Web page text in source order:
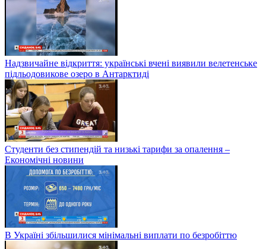
Надзвичайне відкриття: українські вчені виявили велетенське
підльодовикове озеро в Антарктиді
Студенти без стипендій та низькі тарифи за опалення –
Економічні новини
В Україні збільшилися мінімальні виплати по безробіттю